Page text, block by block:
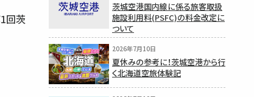
回茨
茨城空港国内線に係る旅客取扱
施設利用料(PSFC)の料金改定に
ついて
2026年7月10日
夏休みの参考に！茨城空港から行
く北海道空旅体験記